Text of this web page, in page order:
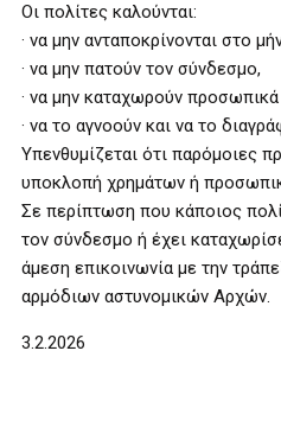
Οι πολίτες καλούνται:
· να μην ανταποκρίνονται στο
· να μην πατούν τον σύνδεσμο,
· να μην καταχωρούν προσωπικά
· να το αγνοούν και να το
Υπενθυμίζεται ότι παρόμοιες
υποκλοπή χρημάτων ή
Σε περίπτωση που κάποιος
τον σύνδεσμο ή έχει
άμεση επικοινωνία με την
αρμόδιων αστυνομικών Αρχών.
3.2.2026